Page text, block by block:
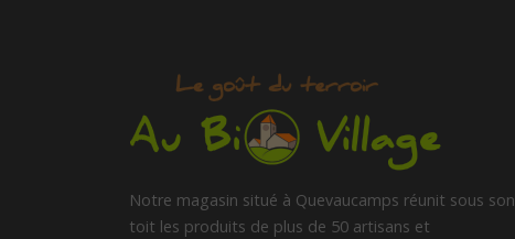
Notre magasin situé à Quevaucamps réunit sous son
toit les produits de plus de 50 artisans et